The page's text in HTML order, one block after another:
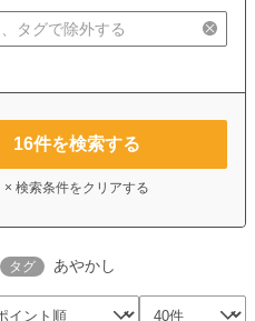
16件を検索する
× 検索条件をクリアする
タグ あやかし